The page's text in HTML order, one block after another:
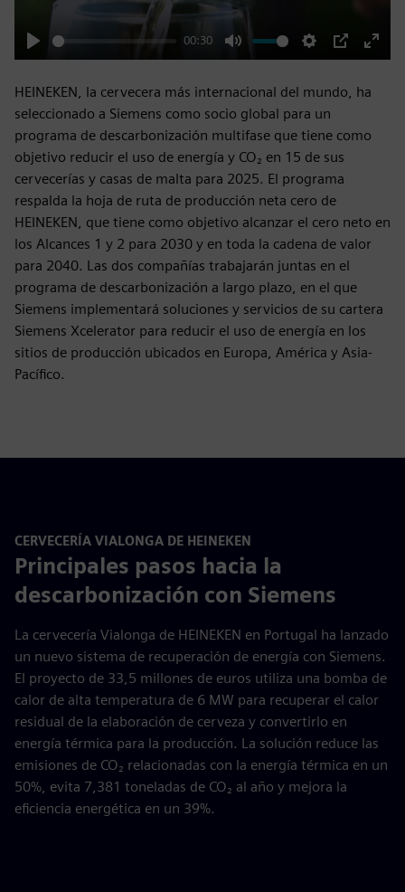
Play
00:30
Mute Settings
PIP
Enter
HEINEKEN, la cervecera más internacional del mundo, ha
seleccionado a Siemens como socio global para un
programa de descarbonización multifase que tiene como
objetivo reducir el uso de energía y CO₂ en 15 de sus
cervecerías y casas de malta para 2025. El programa
respalda la hoja de ruta de producción neta cero de
HEINEKEN, que tiene como objetivo alcanzar el cero neto en
los Alcances 1 y 2 para 2030 y en toda la cadena de valor
para 2040. Las dos compañías trabajarán juntas en el
programa de descarbonización a largo plazo, en el que
Siemens implementará soluciones y servicios de su cartera
Siemens Xcelerator para reducir el uso de energía en los
sitios de producción ubicados en Europa, América y Asia-
Pacífico.
CERVECERÍA VIALONGA DE HEINEKEN
Principales pasos hacia la
descarbonización con Siemens
La cervecería Vialonga de HEINEKEN en Portugal ha lanzado
un nuevo sistema de recuperación de energía con Siemens.
El proyecto de 33,5 millones de euros utiliza una bomba de
calor de alta temperatura de 6 MW para recuperar el calor
residual de la elaboración de cerveza y convertirlo en
energía térmica para la producción. La solución reduce las
emisiones de CO₂ relacionadas con la energía térmica en un
50%, evita 7,381 toneladas de CO₂ al año y mejora la
eficiencia energética en un 39%.